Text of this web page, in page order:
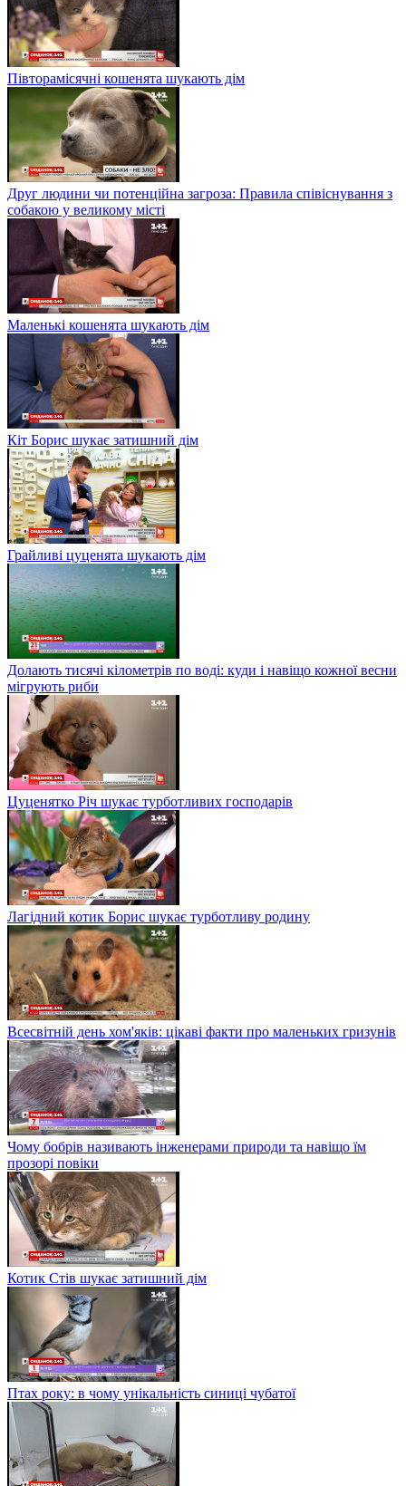
Півторамісячні кошенята шукають дім
Друг людини чи потенційна загроза: Правила співіснування з
собакою у великому місті
Маленькі кошенята шукають дім
Кіт Борис шукає затишний дім
Грайливі цуценята шукають дім
Долають тисячі кілометрів по воді: куди і навіщо кожної весни
мігрують риби
Цуценятко Річ шукає турботливих господарів
Лагідний котик Борис шукає турботливу родину
Всесвітній день хом'яків: цікаві факти про маленьких гризунів
Чому бобрів називають інженерами природи та навіщо їм
прозорі повіки
Котик Стів шукає затишний дім
Птах року: в чому унікальність синиці чубатої